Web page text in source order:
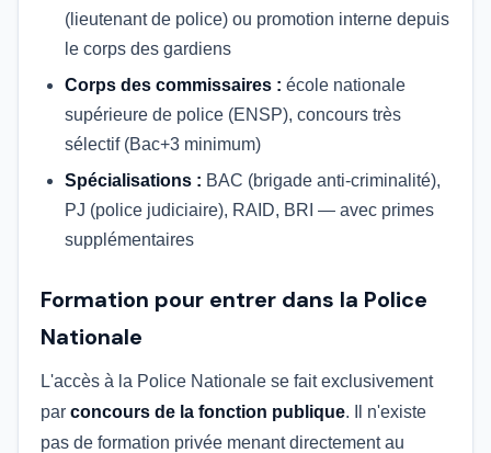
(lieutenant de police) ou promotion interne depuis
le corps des gardiens
Corps des commissaires : école nationale
supérieure de police (ENSP), concours très
sélectif (Bac+3 minimum)
Spécialisations : BAC (brigade anti-criminalité),
PJ (police judiciaire), RAID, BRI — avec primes
supplémentaires
Formation pour entrer dans la Police
Nationale
L'accès à la Police Nationale se fait exclusivement
par concours de la fonction publique. Il n'existe
pas de formation privée menant directement au